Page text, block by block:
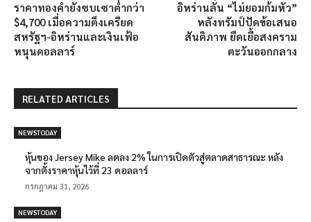
ราคาทองคำยังซบเซาต่ำกว่า
$4,700 เมื่อความตึงเครียด
สหรัฐฯ-อิหร่านและเงินเฟ้อ
หนุนดอลลาร์
อิหร่านลั่น “ไม่ยอมก้มหัว”
หลังทรัมป์ปัดข้อเสนอ
สันติภาพ ยืดเยื้อสงคราม
ตะวันออกกลาง
RELATED ARTICLES
NEWSTODAY
หุ้นของ Jersey Mike ลดลง 2% ในการเปิดตัวสู่ตลาดสาธารณะ หลัง
จากตั้งราคาหุ้นไว้ที่ 23 ดอลลาร์
กรกฎาคม 31, 2026
NEWSTODAY